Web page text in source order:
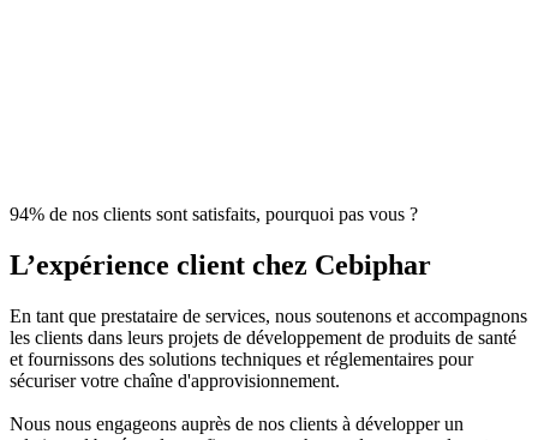
94% de nos clients sont satisfaits, pourquoi pas vous ?
L’expérience client chez Cebiphar
En tant que prestataire de services, nous soutenons et accompagnons
les clients dans leurs projets de développement de produits de santé
et fournissons des solutions techniques et réglementaires pour
sécuriser votre chaîne d'approvisionnement.
Nous nous engageons auprès de nos clients à développer un